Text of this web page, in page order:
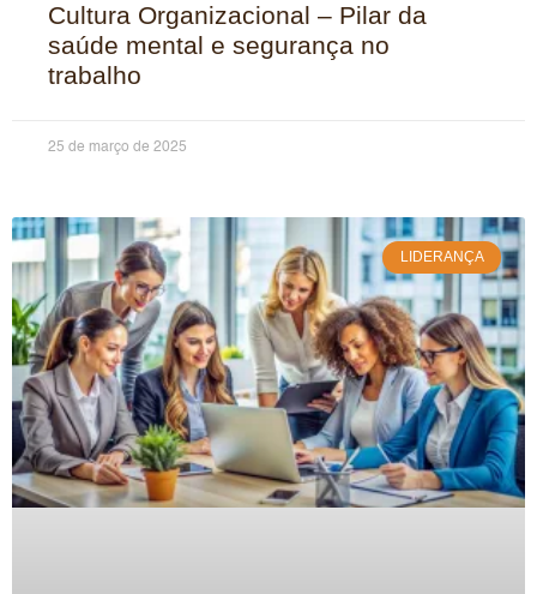
Cultura Organizacional – Pilar da
saúde mental e segurança no
trabalho
25 de março de 2025
LIDERANÇA